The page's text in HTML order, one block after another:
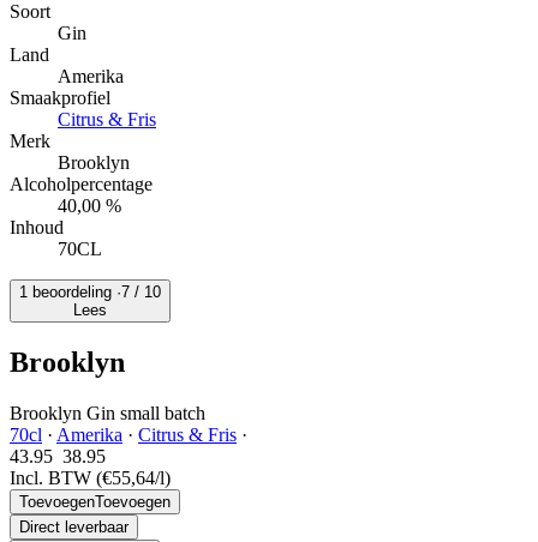
Soort
Gin
Land
Amerika
Smaakprofiel
Citrus & Fris
Merk
Brooklyn
Alcoholpercentage
40,00 %
Inhoud
70CL
1 beoordeling ·7 / 10
Lees
Brooklyn
Brooklyn Gin small batch
70cl · Amerika · Citrus & Fris ·
43.95 38.95
Incl. BTW (€55,64/l)
ToevoegenToevoegen
Direct leverbaar